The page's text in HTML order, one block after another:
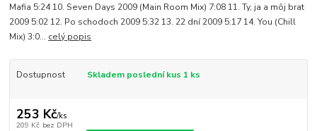
Mafia 5:24 10. Seven Days 2009 (Main Room Mix) 7:08 11. Ty, ja a môj brat
2009 5:02 12. Po schodoch 2009 5:32 13. 22 dní 2009 5:17 14. You (Chill
Mix) 3:0... celý popis
Dostupnost Skladem poslední kus 1 ks
253 Kč/ks
209 Kč bez DPH